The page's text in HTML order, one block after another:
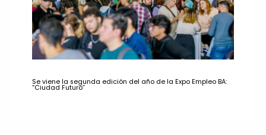
Se viene la segunda edición del año de la Expo Empleo BA:
“Ciudad Futuro”